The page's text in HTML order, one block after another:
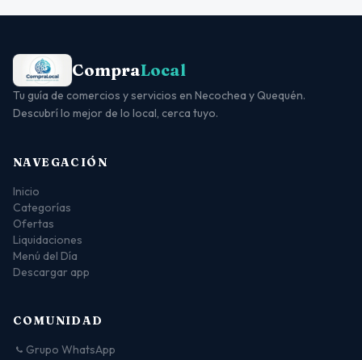
CompraLocal
Tu guía de comercios y servicios en Necochea y Quequén.
Descubrí lo mejor de lo local, cerca tuyo.
NAVEGACIÓN
Inicio
Categorías
Ofertas
Liquidaciones
Menú del Día
Descargar app
COMUNIDAD
Grupo WhatsApp